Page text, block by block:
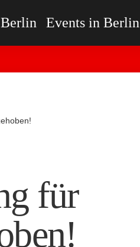
Events in Berlin
für